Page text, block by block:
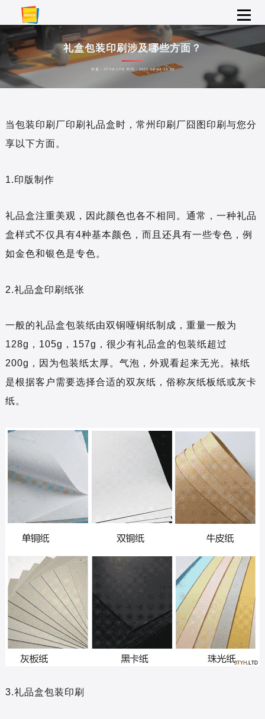
礼盒包装印刷涉及哪些方面？
作者：JTYH.LTD 时间：2020-08-04 23:30
当包装印刷厂印刷礼品盒时，常州印刷厂囧图印刷与您分
享以下方面。
1.印版制作
礼品盒注重美观，因此颜色也各不相同。通常，一种礼品
盒样式不仅具有4种基本颜色，而且还具有一些专色，例
如金色和银色是专色。
2.礼品盒印刷纸张
一般的礼品盒包装纸由双铜哑铜纸制成，重量一般为
128g，105g，157g，很少有礼品盒的包装纸超过
200g，因为包装纸太厚。气泡，外观看起来无光。裱纸
是根据客户需要选择合适的双灰纸，俗称灰纸板纸或灰卡
纸。
3.礼品盒包装印刷